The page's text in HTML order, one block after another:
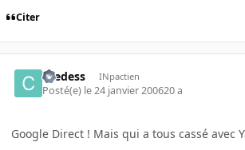
Citer
caedess INpactien
Posté(e) le 24 janvier 200620 a
Google Direct ! Mais qui a tous cassé avec